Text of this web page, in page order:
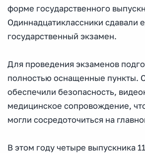
форме государственного
Одиннадцатиклассники сдавали
государственный экзамен.
Для проведения экзаменов
полностью оснащенные пункты.
обеспечили безопасность,
медицинское сопровождение,
могли сосредоточиться на
В этом году четыре выпускника